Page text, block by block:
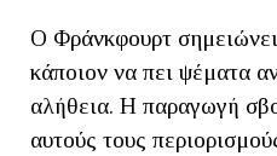
Ο Φράνκφουρτ σημειώνει
κάποιον να πει ψέματα
αλήθεια. Η παραγωγή
αυτούς τους